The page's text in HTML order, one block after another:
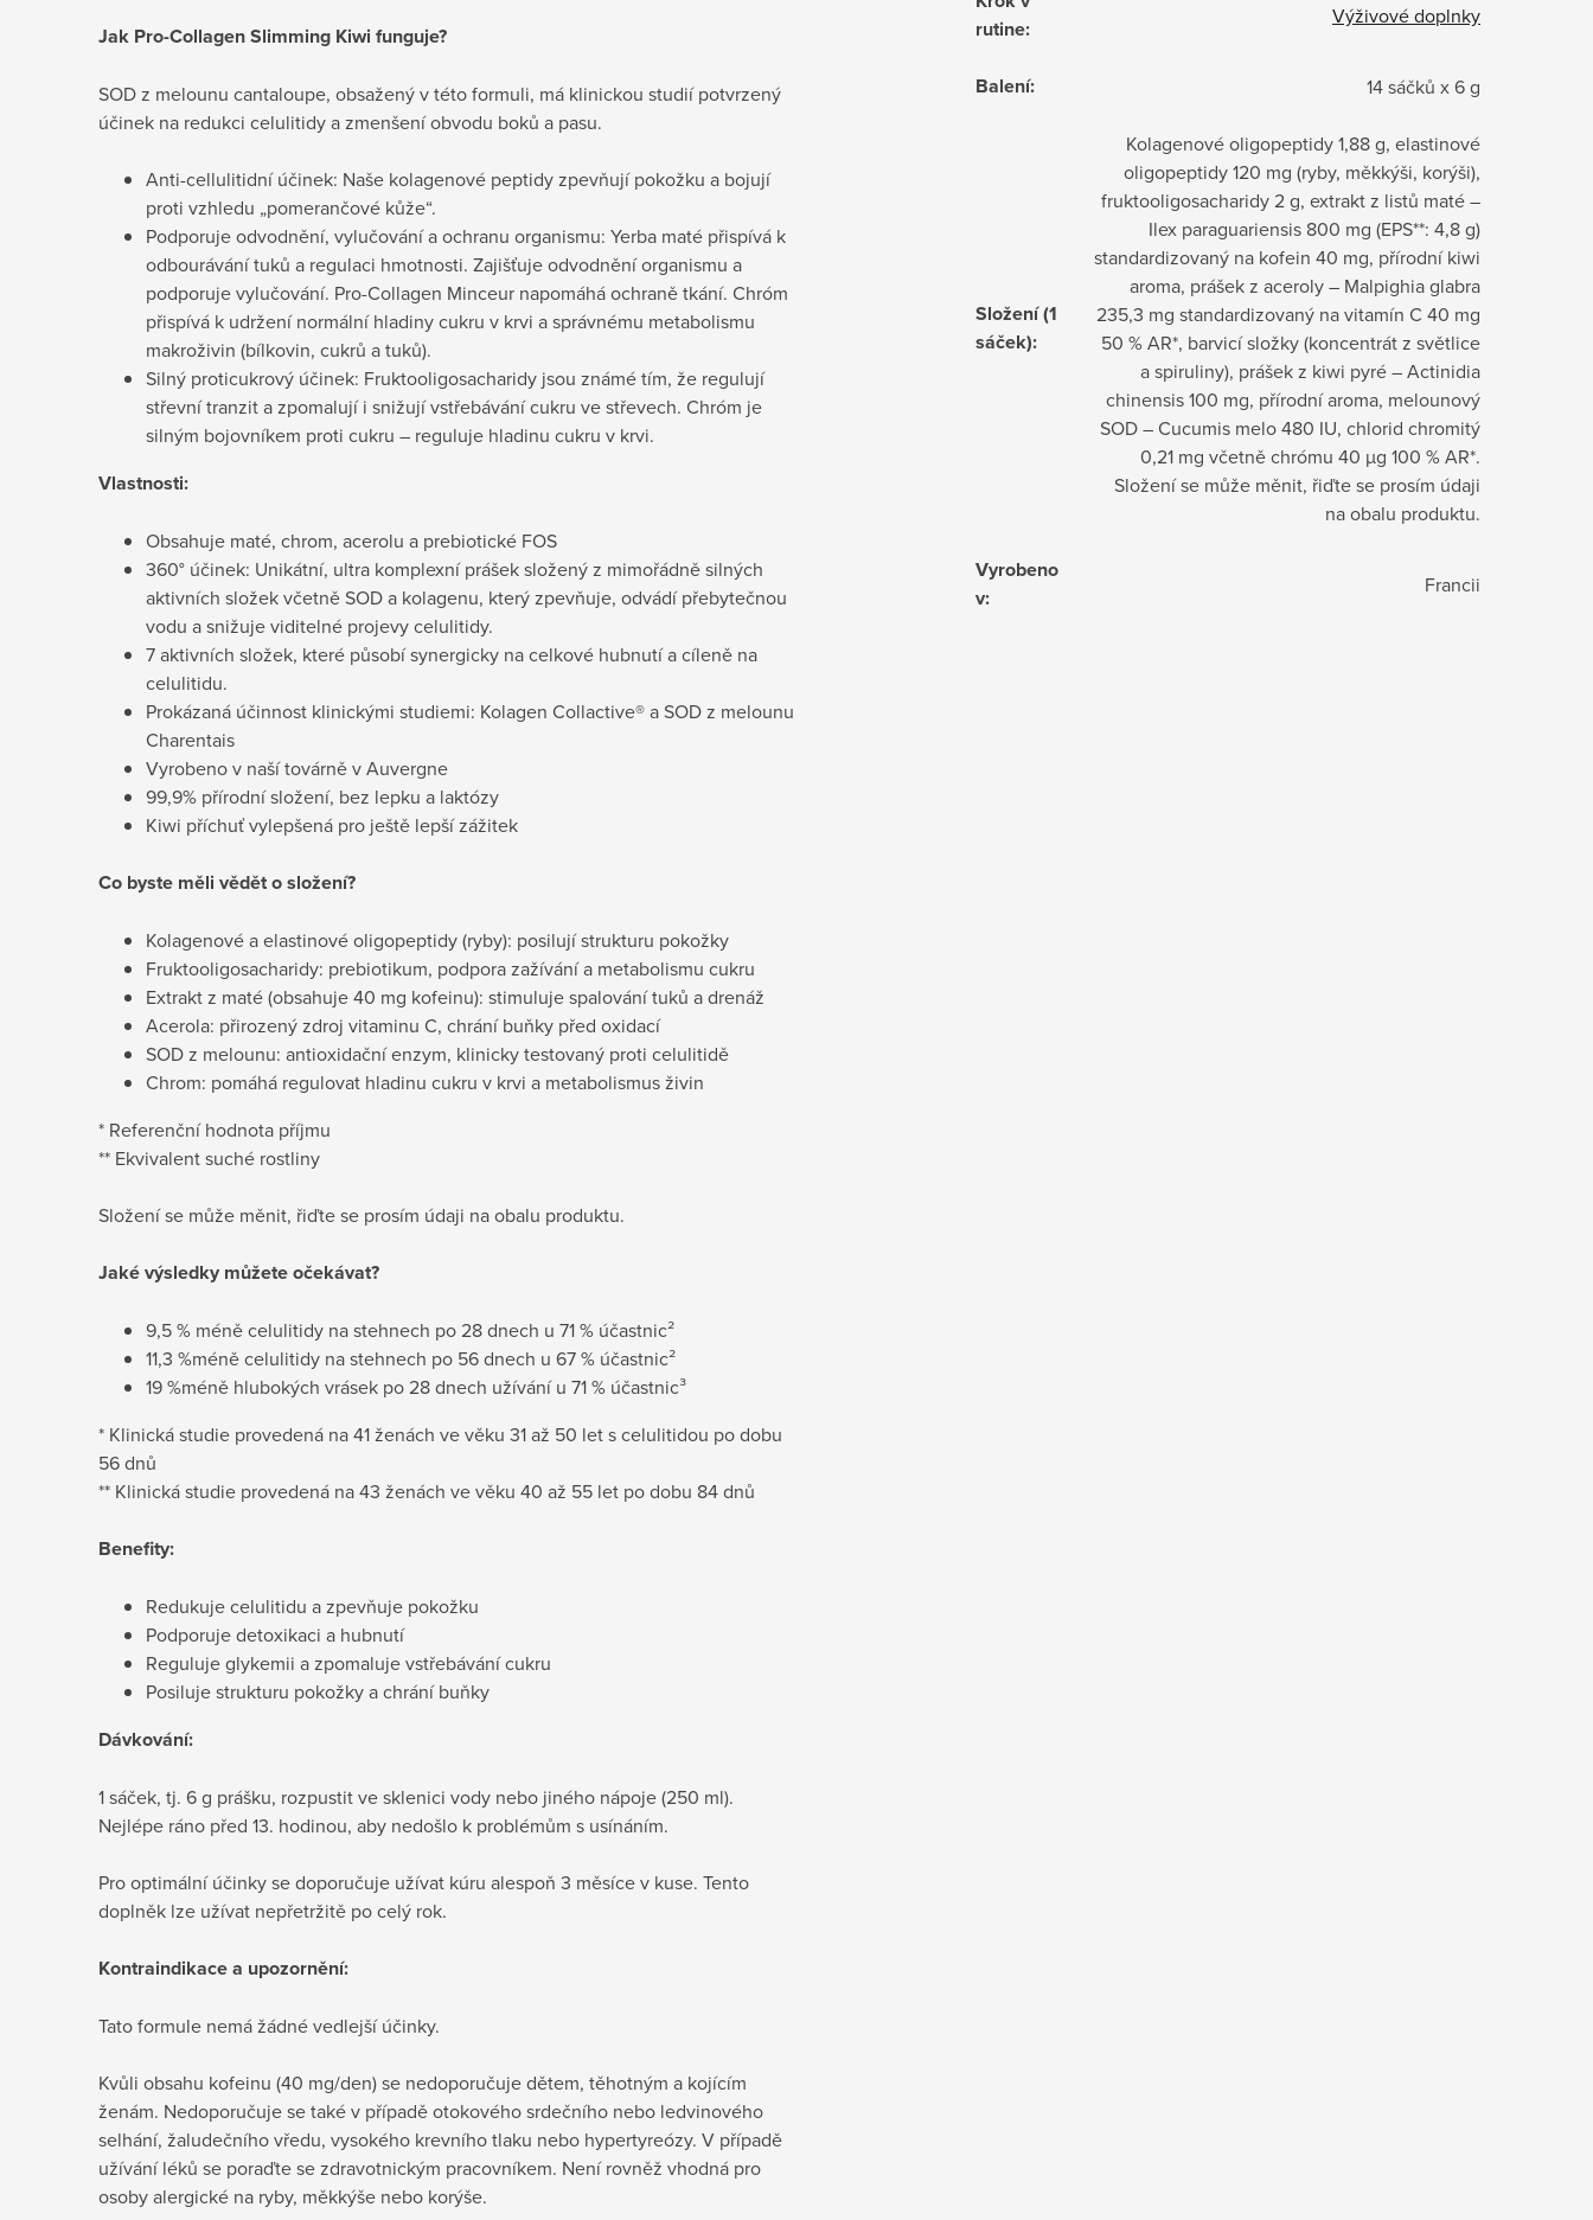
Jak Pro-Collagen Slimming Kiwi funguje?
SOD z melounu cantaloupe, obsažený v této formuli, má klinickou studií potvrzený
účinek na redukci celulitidy a zmenšení obvodu boků a pasu.
Anti-cellulitidní účinek: Naše kolagenové peptidy zpevňují pokožku a bojují
proti vzhledu „pomerančové kůže“.
Podporuje odvodnění, vylučování a ochranu organismu: Yerba maté přispívá k
odbourávání tuků a regulaci hmotnosti. Zajišťuje odvodnění organismu a
podporuje vylučování. Pro-Collagen Minceur napomáhá ochraně tkání. Chróm
přispívá k udržení normální hladiny cukru v krvi a správnému metabolismu
makroživin (bílkovin, cukrů a tuků).
Silný proticukrový účinek: Fruktooligosacharidy jsou známé tím, že regulují
střevní tranzit a zpomalují i snižují vstřebávání cukru ve střevech. Chróm je
silným bojovníkem proti cukru – reguluje hladinu cukru v krvi.
Vlastnosti:
Obsahuje maté, chrom, acerolu a prebiotické FOS
360° účinek: Unikátní, ultra komplexní prášek složený z mimořádně silných
aktivních složek včetně SOD a kolagenu, který zpevňuje, odvádí přebytečnou
vodu a snižuje viditelné projevy celulitidy.
7 aktivních složek, které působí synergicky na celkové hubnutí a cíleně na
celulitidu.
Prokázaná účinnost klinickými studiemi: Kolagen Collactive® a SOD z melounu
Charentais
Vyrobeno v naší továrně v Auvergne
99,9% přírodní složení, bez lepku a laktózy
Kiwi příchuť vylepšená pro ještě lepší zážitek
Co byste měli vědět o složení?
Kolagenové a elastinové oligopeptidy (ryby): posilují strukturu pokožky
Fruktooligosacharidy: prebiotikum, podpora zažívání a metabolismu cukru
Extrakt z maté (obsahuje 40 mg kofeinu): stimuluje spalování tuků a drenáž
Acerola: přirozený zdroj vitaminu C, chrání buňky před oxidací
SOD z melounu: antioxidační enzym, klinicky testovaný proti celulitidě
Chrom: pomáhá regulovat hladinu cukru v krvi a metabolismus živin
* Referenční hodnota příjmu
** Ekvivalent suché rostliny
Složení se může měnit, řiďte se prosím údaji na obalu produktu.
Jaké výsledky můžete očekávat?
9,5 % méně celulitidy na stehnech po 28 dnech u 71 % účastnic²
11,3 %méně celulitidy na stehnech po 56 dnech u 67 % účastnic²
19 %méně hlubokých vrásek po 28 dnech užívání u 71 % účastnic³
* Klinická studie provedená na 41 ženách ve věku 31 až 50 let s celulitidou po dobu
56 dnů
** Klinická studie provedená na 43 ženách ve věku 40 až 55 let po dobu 84 dnů
Benefity:
Redukuje celulitidu a zpevňuje pokožku
Podporuje detoxikaci a hubnutí
Reguluje glykemii a zpomaluje vstřebávání cukru
Posiluje strukturu pokožky a chrání buňky
Dávkování:
1 sáček, tj. 6 g prášku, rozpustit ve sklenici vody nebo jiného nápoje (250 ml).
Nejlépe ráno před 13. hodinou, aby nedošlo k problémům s usínáním.
Pro optimální účinky se doporučuje užívat kúru alespoň 3 měsíce v kuse. Tento
doplněk lze užívat nepřetržitě po celý rok.
Kontraindikace a upozornění:
Tato formule nemá žádné vedlejší účinky.
Kvůli obsahu kofeinu (40 mg/den) se nedoporučuje dětem, těhotným a kojícím
ženám. Nedoporučuje se také v případě otokového srdečního nebo ledvinového
selhání, žaludečního vředu, vysokého krevního tlaku nebo hypertyreózy. V případě
užívání léků se poraďte se zdravotnickým pracovníkem. Není rovněž vhodná pro
osoby alergické na ryby, měkkýše nebo korýše.
rutine: Výživové doplnky
Balení: 14 sáčků x 6 g
Složení (1
sáček):
Kolagenové oligopeptidy 1,88 g, elastinové
oligopeptidy 120 mg (ryby, měkkýši, korýši),
fruktooligosacharidy 2 g, extrakt z listů maté –
Ilex paraguariensis 800 mg (EPS**: 4,8 g)
standardizovaný na kofein 40 mg, přírodní kiwi
aroma, prášek z aceroly – Malpighia glabra
235,3 mg standardizovaný na vitamín C 40 mg
50 % AR*, barvicí složky (koncentrát z světlice
a spiruliny), prášek z kiwi pyré – Actinidia
chinensis 100 mg, přírodní aroma, melounový
SOD – Cucumis melo 480 IU, chlorid chromitý
0,21 mg včetně chrómu 40 µg 100 % AR*.
Složení se může měnit, řiďte se prosím údaji
na obalu produktu.
Vyrobeno
v: Francii